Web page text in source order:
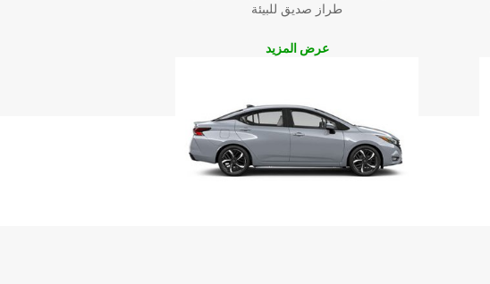
طراز صديق للبيئة
عرض المزيد